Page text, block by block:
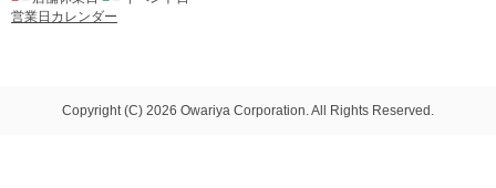
営業日カレンダー
Copyright (C) 2026 Owariya Corporation. All Rights Reserved.